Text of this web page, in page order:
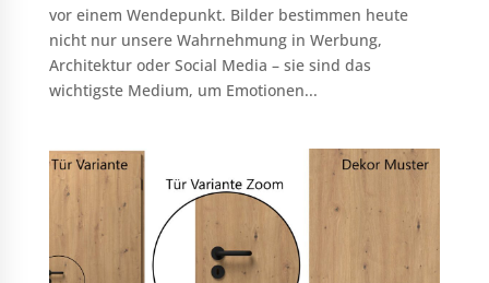
vor einem Wendepunkt. Bilder bestimmen heute
nicht nur unsere Wahrnehmung in Werbung,
Architektur oder Social Media – sie sind das
wichtigste Medium, um Emotionen...